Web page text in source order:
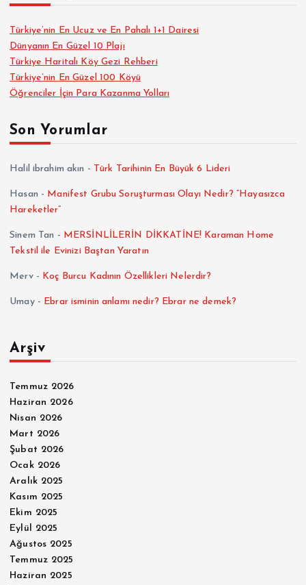
Türkiye’nin En Ucuz ve En Pahalı 1+1 Dairesi
Dünyanın En Güzel 10 Plajı
Türkiye Haritalı Köy Gezi Rehberi
Türkiye’nin En Güzel 100 Köyü
Öğrenciler İçin Para Kazanma Yolları
Son Yorumlar
Halil ibrahim akın - Türk Tarihinin En Büyük 6 Lideri
Hasan - Manifest Grubu Soruşturması Olayı Nedir? “Hayasızca
Hareketler”
Sinem Tan - MERSİNLİLERİN DİKKATİNE! Karaman Home
Tekstil ile Evinizi Baştan Yaratın
Merv- Koç Burcu Kadının Özellikleri Nelerdir?
Umay- Ebrar isminin anlamı nedir? Ebrar ne demek?
Arşiv
Temmuz 2026
Haziran 2026
Nisan 2026
Mart 2026
Şubat 2026
Ocak 2026
Aralık 2025
Kasım 2025
Ekim 2025
Eylül 2025
Ağustos 2025
Temmuz 2025
Haziran 2025